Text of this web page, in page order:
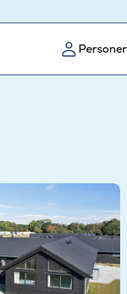
Personer